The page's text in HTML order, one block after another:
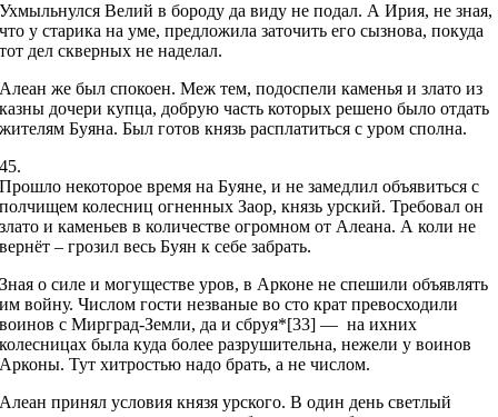
Ухмыльнулся Велий в бороду да виду не подал. А Ирия, не зная,
что у старика на уме, предложила заточить его сызнова, покуда
тот дел скверных не наделал.
Алеан же был спокоен. Меж тем, подоспели каменья и злато из
казны дочери купца, добрую часть которых решено было отдать
жителям Буяна. Был готов князь расплатиться с уром сполна.
45.
Прошло некоторое время на Буяне, и не замедлил объявиться с
полчищем колесниц огненных Заор, князь урский. Требовал он
злато и каменьев в количестве огромном от Алеана. А коли не
вернёт – грозил весь Буян к себе забрать.
Зная о силе и могуществе уров, в Арконе не спешили объявлять
им войну. Числом гости незваные во сто крат превосходили
воинов с Мирград-Земли, да и сбруя*[33] — на ихних
колесницах была куда более разрушительна, нежели у воинов
Арконы. Тут хитростью надо брать, а не числом.
Алеан принял условия князя урского. В один день светлый